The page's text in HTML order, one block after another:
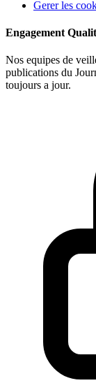
Gerer les
Engagement
Nos equipes de
publications du
toujours a jour.